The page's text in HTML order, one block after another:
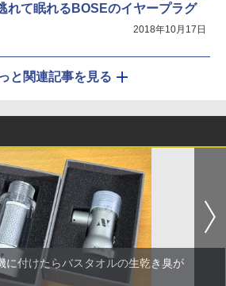
れて眠れるBOSEのイヤープラグ
2018年10月17日
と関連記事を見る
に付けたらバスタオルの生乾き臭が